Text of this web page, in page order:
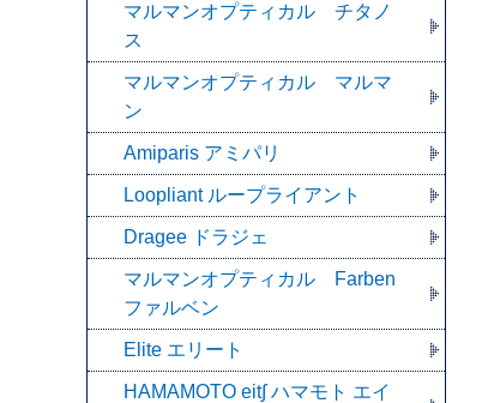
マルマンオプティカル チタノ
ス
マルマンオプティカル マルマ
ン
Amiparis アミパリ
Loopliant ループライアント
Dragee ドラジェ
マルマンオプティカル Farben
ファルベン
Elite エリート
HAMAMOTO eit∫ ハマモト エイ